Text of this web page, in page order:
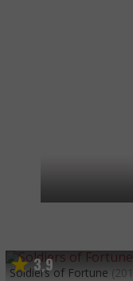
3,9
Soldiers of Fortune